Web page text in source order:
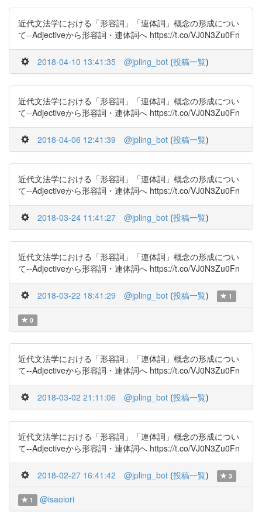
近代文法学における「形容詞」「連体詞」概念の形成につい
て--Adjectiveから形容詞・連体詞へ https://t.co/VJ0N3Zu0Fn
2018-04-10 13:41:35 @jpling_bot (投稿一覧)
近代文法学における「形容詞」「連体詞」概念の形成につい
て--Adjectiveから形容詞・連体詞へ https://t.co/VJ0N3Zu0Fn
2018-04-06 12:41:39 @jpling_bot (投稿一覧)
近代文法学における「形容詞」「連体詞」概念の形成につい
て--Adjectiveから形容詞・連体詞へ https://t.co/VJ0N3Zu0Fn
2018-03-24 11:41:27 @jpling_bot (投稿一覧)
近代文法学における「形容詞」「連体詞」概念の形成につい
て--Adjectiveから形容詞・連体詞へ https://t.co/VJ0N3Zu0Fn
2018-03-22 18:41:29 @jpling_bot (投稿一覧) 1
0
近代文法学における「形容詞」「連体詞」概念の形成につい
て--Adjectiveから形容詞・連体詞へ https://t.co/VJ0N3Zu0Fn
2018-03-02 21:11:06 @jpling_bot (投稿一覧)
近代文法学における「形容詞」「連体詞」概念の形成につい
て--Adjectiveから形容詞・連体詞へ https://t.co/VJ0N3Zu0Fn
2018-02-27 16:41:42 @jpling_bot (投稿一覧) 3
1 @isaoiori